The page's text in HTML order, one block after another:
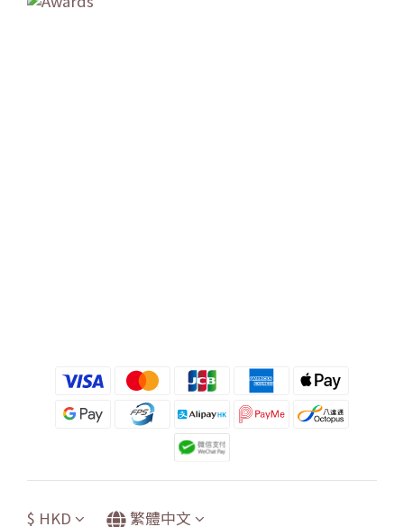
$ HKD 繁體中文